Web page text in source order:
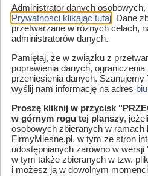
Strefa
MENU
Administrator danych
Prywatności klikając tutaj . Dane
przetwarzane w różnych celach,
administratorów danych.
Pamiętaj, że w związku z
poprawienia danych,
przeniesienia danych.
wyślij nam informację na adres
Proszę kliknij w przycisk
w górnym rogu tej planszy,
osobowych zbieranych w ramach
FirmyMiesne.pl, w tym ze stron
udostępnianych zarówno w
w tym także zbieranych w tzw.
i możesz ją w dowolnym